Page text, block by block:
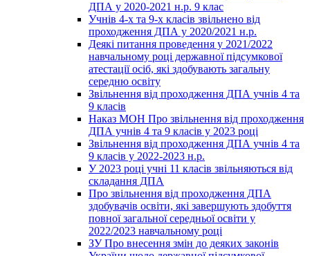
ДПА у 2020-2021 н.р. 9 клас
Учнів 4-х та 9-х класів звільнено від
проходження ДПА у 2020/2021 н.р.
Деякі питання проведення у 2021/2022
навчальному році державної підсумкової
атестації осіб, які здобувають загальну
середню освіту
Звільнення від проходження ДПА учнів 4 та
9 класів
Наказ МОН Про звільнення від проходження
ДПА учнів 4 та 9 класів у 2023 році
Звільнення від проходження ДПА учнів 4 та
9 класів у 2022-2023 н.р.
У 2023 році учні 11 класів звільняються від
складання ДПА
Про звільнення від проходження ДПА
здобувачів освіти, які завершують здобуття
повної загальної середньої освіти у
2022/2023 навчальному році
ЗУ Про внесення змін до деяких законів